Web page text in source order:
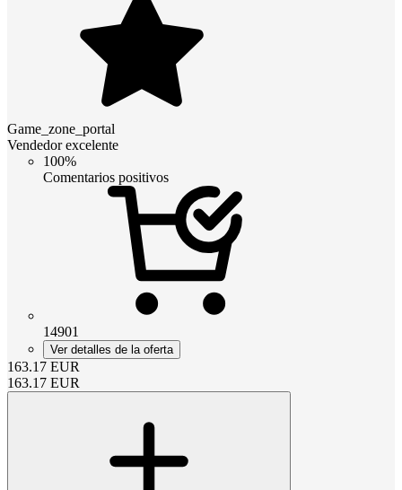
Game_zone_portal
Vendedor excelente
100%
Comentarios positivos
14901
Ver detalles de la oferta
163.17 EUR
163.17 EUR